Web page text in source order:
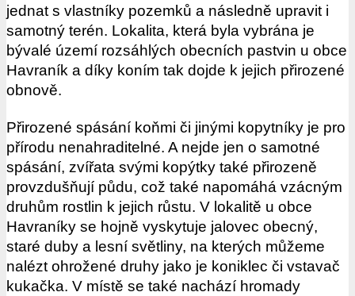
jednat s vlastníky pozemků a následně upravit i
samotný terén. Lokalita, která byla vybrána je
bývalé území rozsáhlých obecních pastvin u obce
Havraník a díky koním tak dojde k jejich přirozené
obnově.
Přirozené spásání koňmi či jinými kopytníky je pro
přírodu nenahraditelné. A nejde jen o samotné
spásání, zvířata svými kopýtky také přirozeně
provzdušňují půdu, což také napomáhá vzácným
druhům rostlin k jejich růstu. V lokalitě u obce
Havraníky se hojně vyskytuje jalovec obecný,
staré duby a lesní světliny, na kterých můžeme
nalézt ohrožené druhy jako je koniklec či vstavač
kukačka. V místě se také nachází hromady